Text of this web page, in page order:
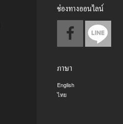
ช่องทางออนไลน์
ภาษา
English
ไทย